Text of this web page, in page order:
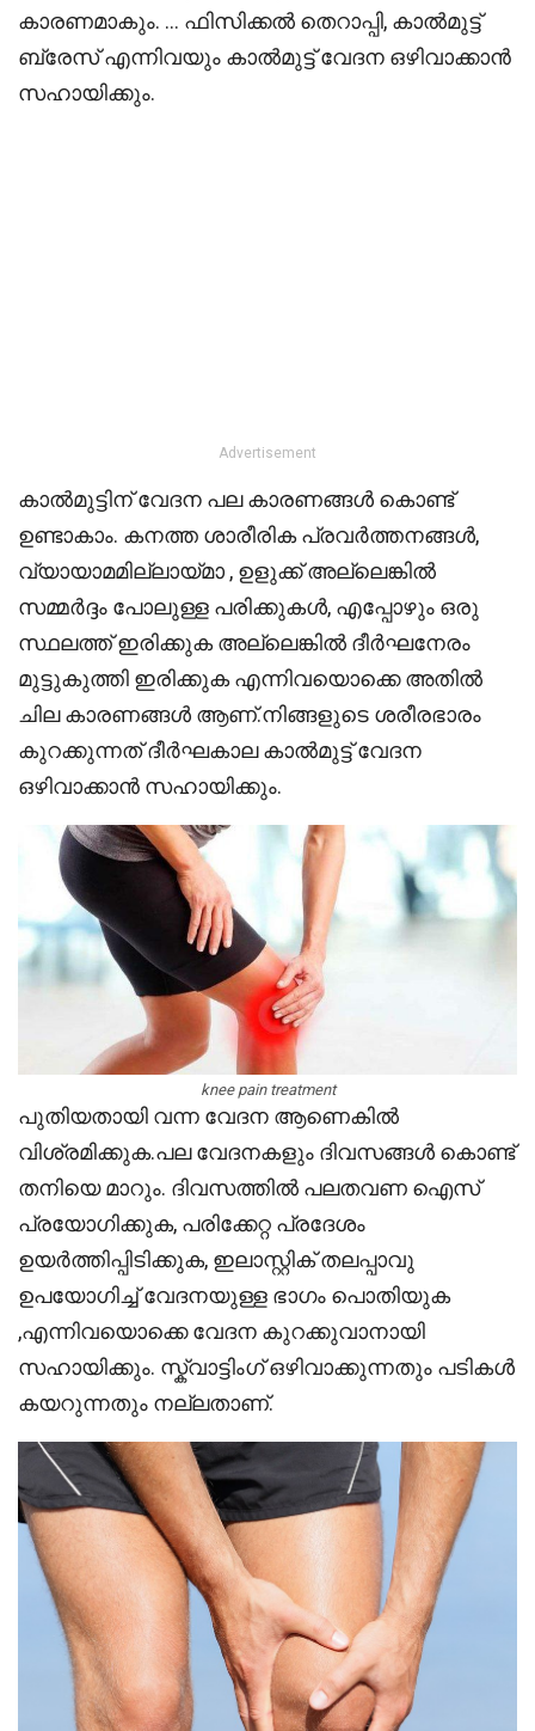
കാരണമാകും. … ഫിസിക്കൽ തെറാപ്പി, കാൽമുട്ട്
ബ്രേസ് എന്നിവയും കാൽമുട്ട് വേദന ഒഴിവാക്കാൻ
സഹായിക്കും.
Advertisement
കാൽമുട്ടിന് വേദന പല കാരണങ്ങൾ കൊണ്ട്
ഉണ്ടാകാം. കനത്ത ശാരീരിക പ്രവർത്തനങ്ങൾ,
വ്യായാമമില്ലായ്മാ , ഉളുക്ക് അല്ലെങ്കിൽ
സമ്മർദ്ദം പോലുള്ള പരിക്കുകൾ, എപ്പോഴും ഒരു
സ്ഥലത്ത് ഇരിക്കുക അല്ലെങ്കിൽ ദീർഘനേരം
മുട്ടുകുത്തി ഇരിക്കുക എന്നിവയൊക്കെ അതിൽ
ചില കാരണങ്ങൾ ആണ്.നിങ്ങളുടെ ശരീരഭാരം
കുറക്കുന്നത് ദീർഘകാല കാൽമുട്ട് വേദന
ഒഴിവാക്കാൻ സഹായിക്കും.
knee pain treatment
പുതിയതായി വന്ന വേദന ആണെകിൽ
വിശ്രമിക്കുക.പല വേദനകളും ദിവസങ്ങൾ കൊണ്ട്
തനിയെ മാറും. ദിവസത്തിൽ പലതവണ ഐസ്
പ്രയോഗിക്കുക, പരിക്കേറ്റ പ്രദേശം
ഉയർത്തിപ്പിടിക്കുക, ഇലാസ്റ്റിക് തലപ്പാവു
ഉപയോഗിച്ച് വേദനയുള്ള ഭാഗം പൊതിയുക
,എന്നിവയൊക്കെ വേദന കുറക്കുവാനായി
സഹായിക്കും. സ്ക്വാട്ടിംഗ് ഒഴിവാക്കുന്നതും പടികൾ
കയറുന്നതും നല്ലതാണ്.